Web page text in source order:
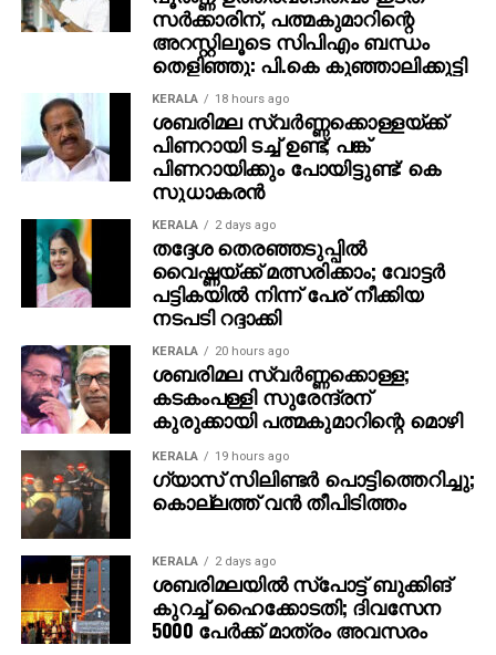
സര്‍ക്കാരിന്, പത്മകുമാറിന്റെ
അറസ്റ്റിലൂടെ സിപിഎം ബന്ധം
തെളിഞ്ഞു: പി.കെ കുഞ്ഞാലിക്കുട്ടി
KERALA 18 hours ago
ശബരിമല സ്വര്‍ണ്ണക്കൊള്ളയ്ക്ക്
പിണറായി ടച്ച് ഉണ്ട്; പങ്ക്
പിണറായിക്കും പോയിട്ടുണ്ട്: കെ
സുധാകരന്‍
KERALA 2 days ago
തദ്ദേശ തെരഞ്ഞടുപ്പില്‍
വൈഷ്ണയ്ക്ക് മത്സരിക്കാം; വോട്ടര്‍
പട്ടികയില്‍ നിന്ന് പേര് നീക്കിയ
നടപടി റദ്ദാക്കി
KERALA 20 hours ago
ശബരിമല സ്വര്‍ണ്ണക്കൊള്ള;
കടകംപള്ളി സുരേന്ദ്രന്
കുരുക്കായി പത്മകുമാറിന്റെ മൊഴി
KERALA 19 hours ago
ഗ്യാസ് സിലിണ്ടര്‍ പൊട്ടിത്തെറിച്ചു;
കൊല്ലത്ത് വന്‍ തീപിടിത്തം
KERALA 2 days ago
ശബരിമലയില്‍ സ്‌പോട്ട് ബുക്കിങ്
കുറച്ച് ഹൈക്കോടതി; ദിവസേന
5000 പേര്‍ക്ക് മാത്രം അവസരം